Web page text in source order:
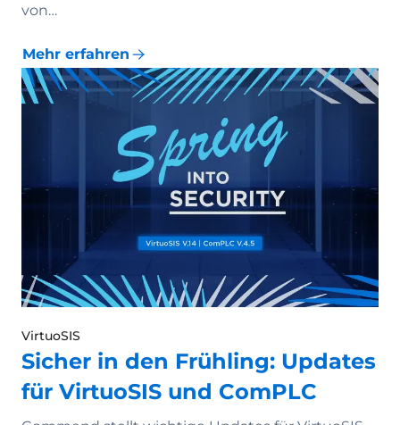
von…
Mehr erfahren
VirtuoSIS
Sicher in den Frühling: Updates
für VirtuoSIS und ComPLC